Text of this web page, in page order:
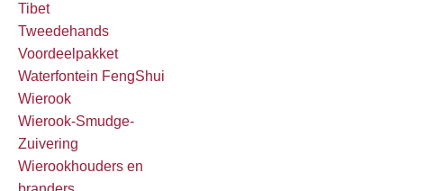
Tibet
Tweedehands
Voordeelpakket
Waterfontein FengShui
Wierook
Wierook-Smudge-
Zuivering
Wierookhouders en